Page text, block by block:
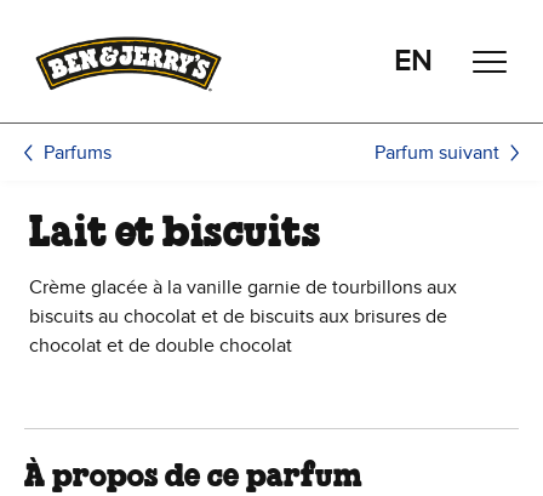
EN
Parfums Parfum suivant
Lait et biscuits
Crème glacée à la vanille garnie de tourbillons aux
biscuits au chocolat et de biscuits aux brisures de
chocolat et de double chocolat
À propos de ce parfum